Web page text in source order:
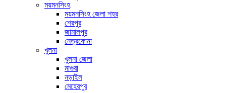
ময়মনসিংহ
ময়মনসিংহ জেলা শহর
শেরপুর
জামালপুর
নেত্রকোনা
খুলনা
খুলনা জেলা
মাগুরা
নড়াইল
মেহেরপুর